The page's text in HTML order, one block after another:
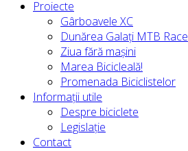
Proiecte
Gârboavele XC
Dunărea Galați MTB Race
Ziua fără mașini
Marea Bicicleală!
Promenada Biciclistelor
Informații utile
Despre biciclete
Legislație
Contact